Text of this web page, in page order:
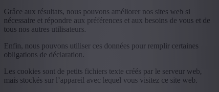
Grâce aux résultats, nous pouvons améliorer nos sites web si
nécessaire et répondre aux préférences et aux besoins de vous et de
tous nos autres utilisateurs.
Enfin, nous pouvons utiliser ces données pour remplir certaines
obligations de déclaration.
Les cookies sont de petits fichiers texte créés par le serveur web,
mais stockés sur l’appareil avec lequel vous visitez ce site web.